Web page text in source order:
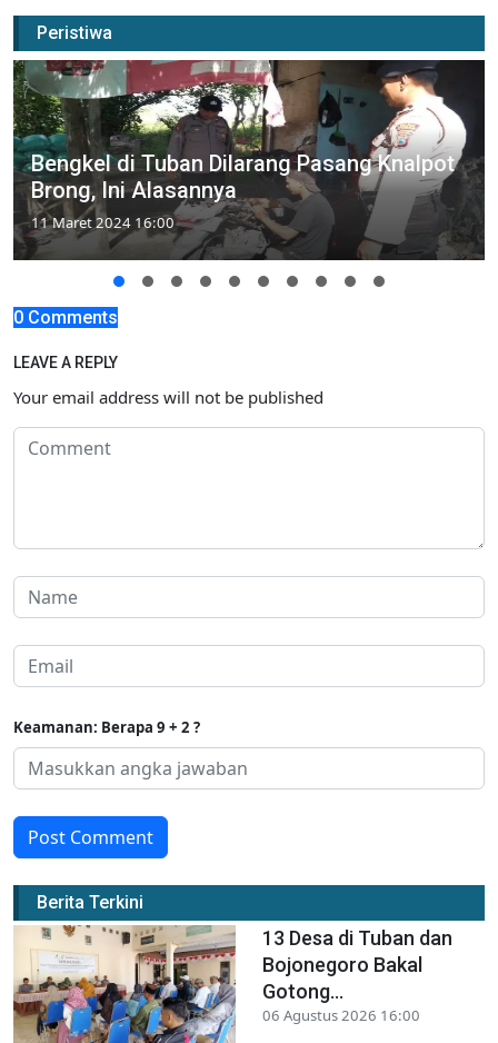
Peristiwa
Bengkel di Tuban Dilarang Pasang Knalpot
Brong, Ini Alasannya
11 Maret 2024 16:00
0 Comments
LEAVE A REPLY
Your email address will not be published
Keamanan: Berapa 9 + 2 ?
Post Comment
Berita Terkini
13 Desa di Tuban dan
Bojonegoro Bakal
Gotong...
06 Agustus 2026 16:00